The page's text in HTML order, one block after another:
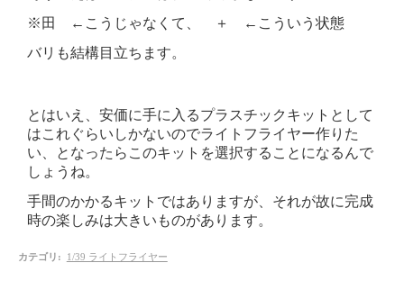
※田 ←こうじゃなくて、 ＋ ←こういう状態
バリも結構目立ちます。
とはいえ、安価に手に入るプラスチックキットとして
はこれぐらいしかないのでライトフライヤー作りた
い、となったらこのキットを選択することになるんで
しょうね。
手間のかかるキットではありますが、それが故に完成
時の楽しみは大きいものがあります。
カテゴリ : 1/39 ライトフライヤー